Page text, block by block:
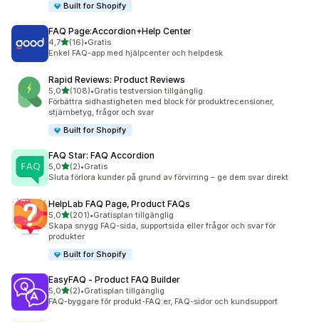
Built for Shopify
FAQ Page:Accordion+Help Center
4,7av 5 stjärnor
(16)
16 recensioner totalt
•Gratis
Enkel FAQ-app med hjälpcenter och helpdesk
Rapid Reviews: Product Reviews
5,0av 5 stjärnor
(108)
108 recensioner totalt
•Gratis testversion tillgänglig
Förbättra sidhastigheten med block för produktrecensioner,
stjärnbetyg, frågor och svar
Built for Shopify
FAQ Star: FAQ Accordion
5,0av 5 stjärnor
(2)
2 recensioner totalt
•Gratis
Sluta förlora kunder på grund av förvirring – ge dem svar direkt
HelpLab FAQ Page, Product FAQs
5,0av 5 stjärnor
(201)
201 recensioner totalt
•Gratisplan tillgänglig
Skapa snygg FAQ-sida, supportsida eller frågor och svar för
produkter
Built for Shopify
EasyFAQ ‑ Product FAQ Builder
5,0av 5 stjärnor
(2)
2 recensioner totalt
•Gratisplan tillgänglig
FAQ-byggare för produkt-FAQ:er, FAQ-sidor och kundsupport